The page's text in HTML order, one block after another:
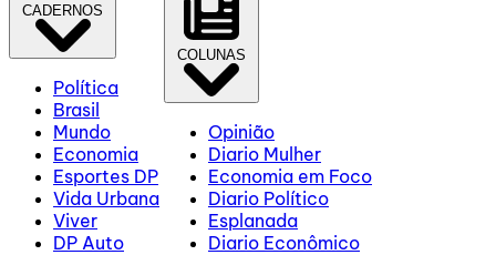
CADERNOS
Política
Brasil
Mundo
Economia
Esportes DP
Vida Urbana
Viver
DP Auto
COLUNAS
Opinião
Diario Mulher
Economia em Foco
Diario Político
Esplanada
Diario Econômico